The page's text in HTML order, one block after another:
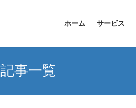
ホーム サービス
記事一覧